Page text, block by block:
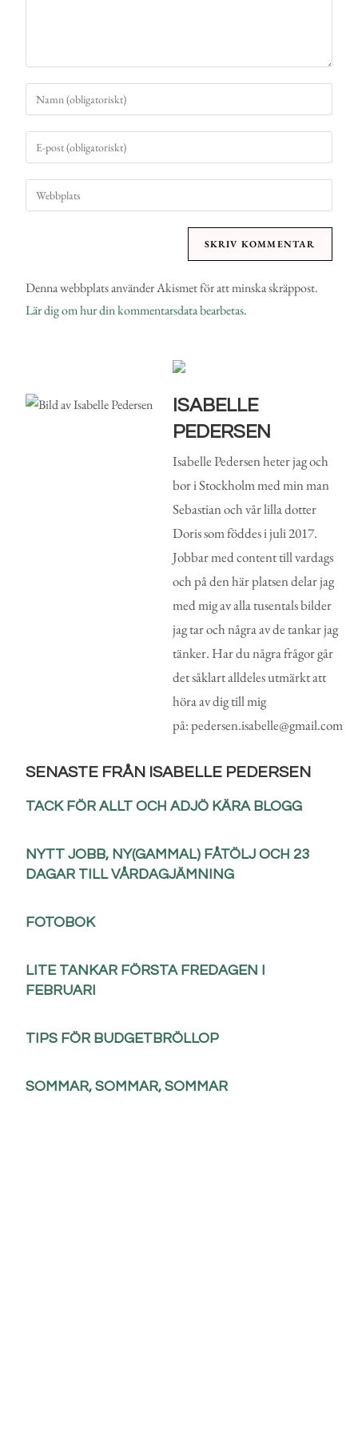
Denna webbplats använder Akismet för att minska skräppost.
Lär dig om hur din kommentarsdata bearbetas.
ISABELLE
PEDERSEN
Isabelle Pedersen heter jag och
bor i Stockholm med min man
Sebastian och vår lilla dotter
Doris som föddes i juli 2017.
Jobbar med content till vardags
och på den här platsen delar jag
med mig av alla tusentals bilder
jag tar och några av de tankar jag
tänker. Har du några frågor går
det såklart alldeles utmärkt att
höra av dig till mig
på: pedersen.isabelle@gmail.com
SENASTE FRÅN ISABELLE PEDERSEN
TACK FÖR ALLT OCH ADJÖ KÄRA BLOGG
NYTT JOBB, NY(GAMMAL) FÅTÖLJ OCH 23
DAGAR TILL VÅRDAGJÄMNING
FOTOBOK
LITE TANKAR FÖRSTA FREDAGEN I
FEBRUARI
TIPS FÖR BUDGETBRÖLLOP
SOMMAR, SOMMAR, SOMMAR